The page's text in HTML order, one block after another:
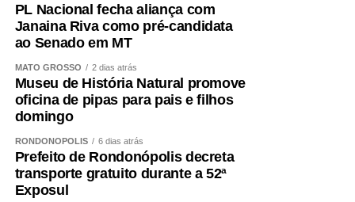
PL Nacional fecha aliança com
Janaina Riva como pré-candidata
ao Senado em MT
MATO GROSSO 2 dias atrás
Museu de História Natural promove
oficina de pipas para pais e filhos
domingo
RONDONÓPOLIS 6 dias atrás
Prefeito de Rondonópolis decreta
transporte gratuito durante a 52ª
Exposul